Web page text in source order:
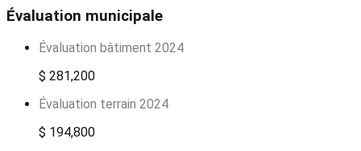
Évaluation municipale
Évaluation bâtiment 2024
$ 281,200
Évaluation terrain 2024
$ 194,800